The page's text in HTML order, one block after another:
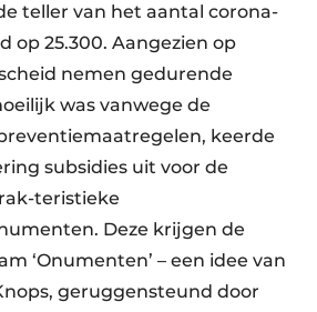
teller van het aantal corona-
op 25.300. Aangezien op
nemen gedurende
was vanwege de
keerde
subsidies uit voor de
teristieke
Deze krijgen de
‘Onumenten’ – een idee van
geruggensteund door